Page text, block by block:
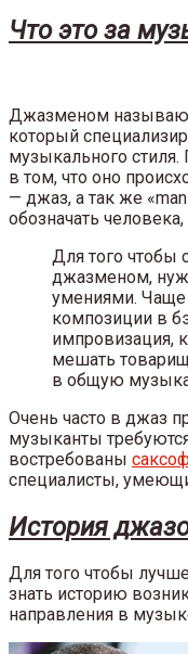
Что это за
Джазменом
который
музыкального
в том, что оно
— джаз, а так же
обозначать
Для того чтобы
джазменом,
умениями. Чаще
композиции в
импровизация,
мешать
в общую
Очень часто в джаз
музыканты
востребованы
специалисты,
История
Для того чтобы
знать историю
направления в